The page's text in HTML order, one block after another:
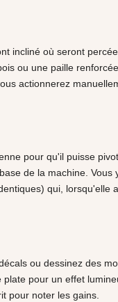
incliné où seront
ou une paille
actionnerez
pour qu'il puisse
de la machine.
qui, lorsqu'elle
ou dessinez des
pour un effet
pour noter les gains.